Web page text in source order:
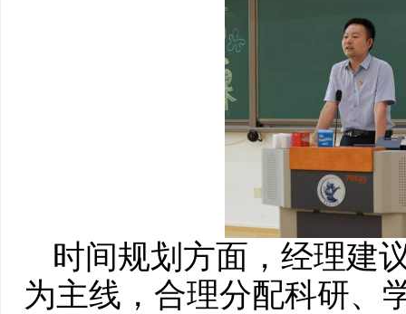
时间规划方面，经理建
为主线，合理分配科研、